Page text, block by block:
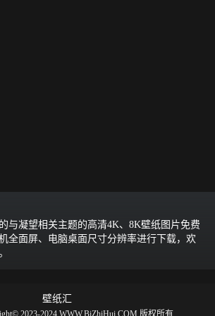
与凝望相关主题的高清4K、8K壁纸图片免费
全面屏、电脑桌面尺寸分辨率进行下载，欢
壁纸汇